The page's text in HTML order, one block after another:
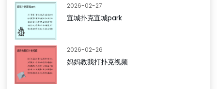
2026-02-27
宜城扑克宜城park
2026-02-26
妈妈教我打扑克视频